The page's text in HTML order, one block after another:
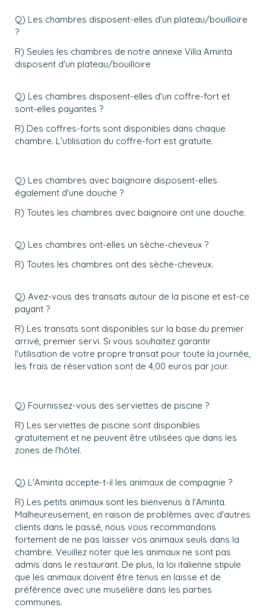
Q) Les chambres disposent-elles d'un plateau/bouilloire
?
R) Seules les chambres de notre annexe Villa Aminta
disposent d'un plateau/bouilloire
Q) Les chambres disposent-elles d'un coffre-fort et
sont-elles payantes ?
R) Des coffres-forts sont disponibles dans chaque
chambre. L'utilisation du coffre-fort est gratuite.
Q) Les chambres avec baignoire disposent-elles
également d'une douche ?
R) Toutes les chambres avec baignoire ont une douche.
Q) Les chambres ont-elles un sèche-cheveux ?
R) Toutes les chambres ont des sèche-cheveux.
Q) Avez-vous des transats autour de la piscine et est-ce
payant ?
R) Les transats sont disponibles sur la base du premier
arrivé, premier servi. Si vous souhaitez garantir
l'utilisation de votre propre transat pour toute la journée,
les frais de réservation sont de 4,00 euros par jour.
Q) Fournissez-vous des serviettes de piscine ?
R) Les serviettes de piscine sont disponibles
gratuitement et ne peuvent être utilisées que dans les
zones de l'hôtel.
Q) L'Aminta accepte-t-il les animaux de compagnie ?
R) Les petits animaux sont les bienvenus à l'Aminta.
Malheureusement, en raison de problèmes avec d'autres
clients dans le passé, nous vous recommandons
fortement de ne pas laisser vos animaux seuls dans la
chambre. Veuillez noter que les animaux ne sont pas
admis dans le restaurant. De plus, la loi italienne stipule
que les animaux doivent être tenus en laisse et de
préférence avec une muselière dans les parties
communes.